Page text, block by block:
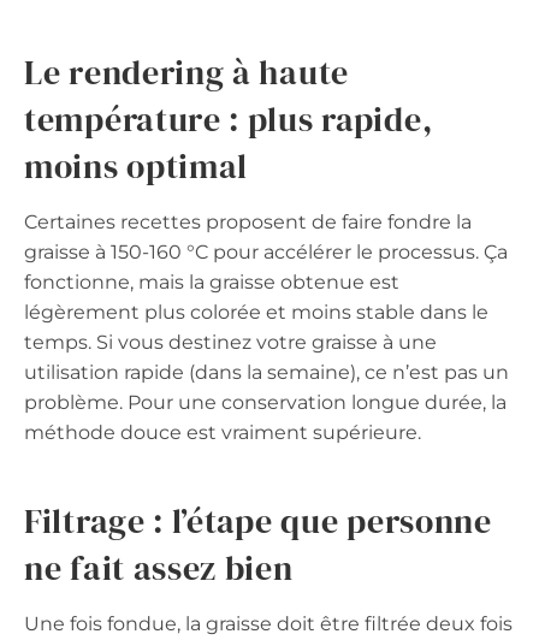
Le rendering à haute
température : plus rapide,
moins optimal
Certaines recettes proposent de faire fondre la
graisse à 150-160 °C pour accélérer le processus. Ça
fonctionne, mais la graisse obtenue est
légèrement plus colorée et moins stable dans le
temps. Si vous destinez votre graisse à une
utilisation rapide (dans la semaine), ce n’est pas un
problème. Pour une conservation longue durée, la
méthode douce est vraiment supérieure.
Filtrage : l’étape que personne
ne fait assez bien
Une fois fondue, la graisse doit être filtrée deux fois